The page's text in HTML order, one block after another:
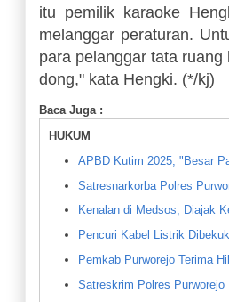
itu pemilik karaoke
melanggar peraturan.
para pelanggar tata
dong," kata Hengki. (*/kj)
Baca Juga :
HUKUM
APBD Kutim 2025, "Besar
Satresnarkorba Polres
Kenalan di Medsos, Diajak
Pencuri Kabel Listrik
Pemkab Purworejo Terima
Satreskrim Polres